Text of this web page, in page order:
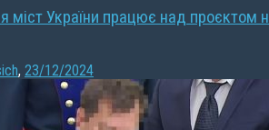
міст України працює над проєктом
, 23/12/2024